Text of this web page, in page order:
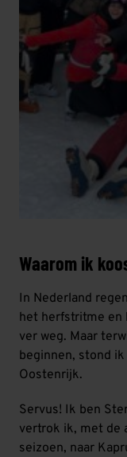
Waarom ik
In Nederland
het herfstritme en
ver weg. Maar
beginnen, stond
Oostenrijk.
Servus! Ik ben
vertrok ik, met de
seizoen, naar